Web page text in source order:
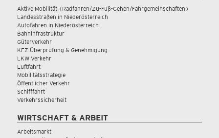
Aktive Mobilität (Radfahren/Zu-Fuß-Gehen/Fahrgemeinschaften)
Landesstraßen in Niederösterreich
Autofahren in Niederösterreich
Bahninfrastruktur
Güterverkehr
KFZ-Überprüfung & Genehmigung
LKW Verkehr
Luftfahrt
Mobilitätsstrategie
Öffentlicher Verkehr
Schifffahrt
Verkehrssicherheit
WIRTSCHAFT & ARBEIT
Arbeitsmarkt